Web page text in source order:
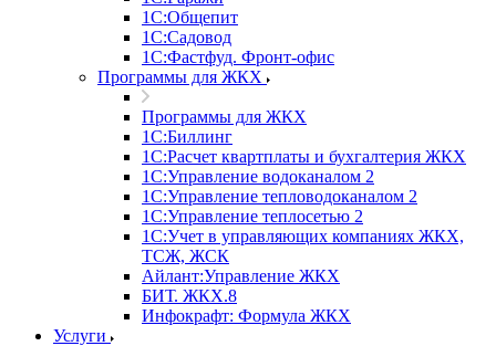
1С:Общепит
1С:Садовод
1С:Фастфуд. Фронт-офис
Программы для ЖКХ
Программы для ЖКХ
1С:Биллинг
1С:Расчет квартплаты и бухгалтерия ЖКХ
1С:Управление водоканалом 2
1С:Управление тепловодоканалом 2
1С:Управление теплосетью 2
1С:Учет в управляющих компаниях ЖКХ,
ТСЖ, ЖСК
Айлант:Управление ЖКХ
БИТ. ЖКХ.8
Инфокрафт: Формула ЖКХ
Услуги